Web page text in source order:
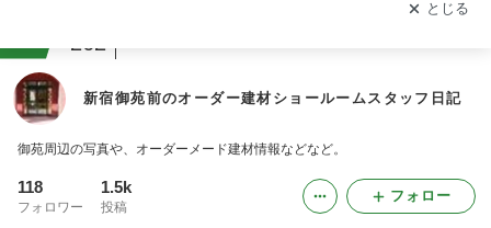
262
新宿御苑前のオーダー建材ショールームスタッフ日記
御苑周辺の写真や、オーダーメード建材情報などなど。
118
フォロワー
1.5k
投稿
フォロー